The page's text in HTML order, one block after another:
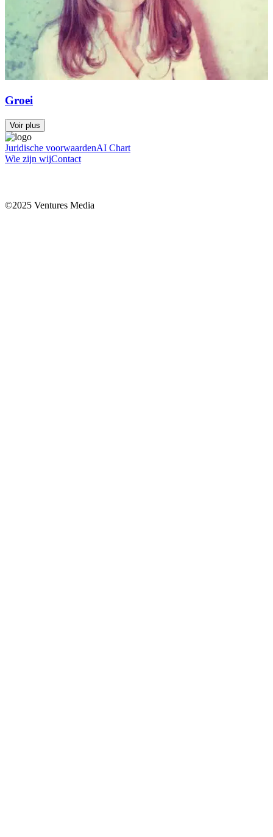
Groei
Voir plus
Juridische voorwaardenAI Chart
Wie zijn wijContact
©2025 Ventures Media